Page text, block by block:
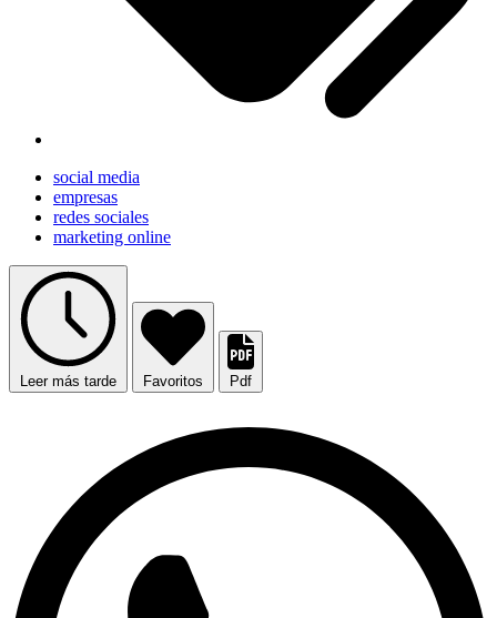
social media
empresas
redes sociales
marketing online
Leer más tarde Favoritos Pdf